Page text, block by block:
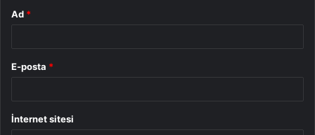
Ad *
E-posta *
İnternet sitesi